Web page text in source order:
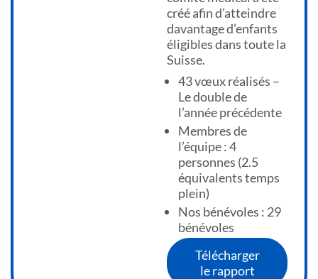
créé afin d’atteindre
davantage d’enfants
éligibles dans toute la
Suisse.
43 vœux réalisés –
Le double de
l’année précédente
Membres de
l’équipe : 4
personnes (2.5
équivalents temps
plein)
Nos bénévoles : 29
bénévoles
Télécharger
le rapport